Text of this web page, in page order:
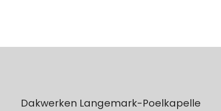
Dakwerken Langemark-Poelkapelle